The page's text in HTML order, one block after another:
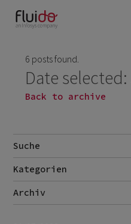
6 posts found.
Date selected:
Back to archive
Suche
Kategorien
AI
Archiv